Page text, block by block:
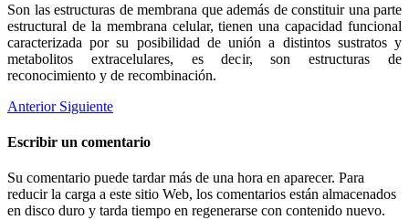
Son las estructuras de membrana que además de constituir una parte
estructural de la membrana celular, tienen una capacidad funcional
caracterizada por su posibilidad de unión a distintos sustratos y
metabolitos extracelulares, es decir, son estructuras de
reconocimiento y de recombinación.
Anterior Siguiente
Escribir un comentario
Su comentario puede tardar más de una hora en aparecer. Para
reducir la carga a este sitio Web, los comentarios están almacenados
en disco duro y tarda tiempo en regenerarse con contenido nuevo.